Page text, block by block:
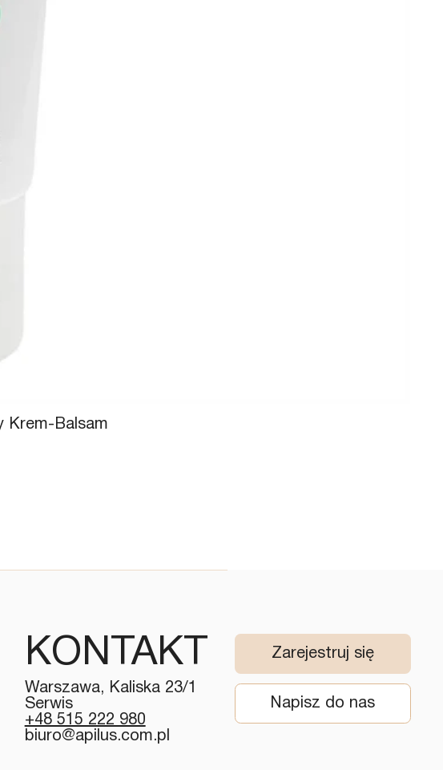
Krem-Balsam
KONTAKT
Warszawa, Kaliska 23/1
Serwis
+48 515 222 980
biuro@apilus.com.pl
Zarejestruj się
Napisz do nas